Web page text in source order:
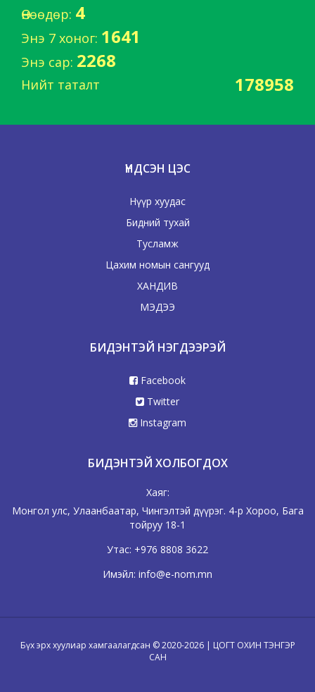
Өнөөдөр: 4
Энэ 7 хоног: 1641
Энэ сар: 2268
Нийт таталт 178958
ҮНДСЭН ЦЭС
Нүүр хуудас
Бидний тухай
Тусламж
Цахим номын сангууд
ХАНДИВ
МЭДЭЭ
БИДЭНТЭЙ НЭГДЭЭРЭЙ
Facebook
Twitter
Instagram
БИДЭНТЭЙ ХОЛБОГДОХ
Хаяг:
Монгол улс, Улаанбаатар, Чингэлтэй дүүрэг. 4-р Хороо, Бага
тойруу 18-1
Утас: +976 8808 3622
Имэйл: info@e-nom.mn
Бүх эрх хуулиар хамгаалагдсан © 2020-2026 | ЦОГТ ОХИН ТЭНГЭР
САН